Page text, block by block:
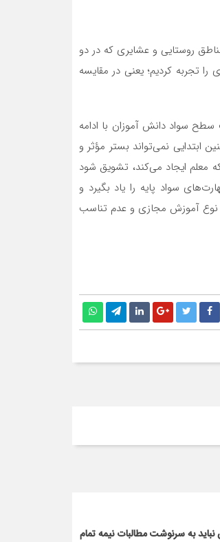
روستایی و عشایری که در دو
تجربه کردیم؛ یعنی در مقایسه
سواد دانش آموزان با ادامه
نمی‌تواند بستر مؤثر و
که معلم ایجاد می‌کند، تشویق شود
سواد پایه را یاد بگیرد و
نوع آموزش مجازی و عدم تناسب
به سرنوشت مطالبات نیمه‌ تمام